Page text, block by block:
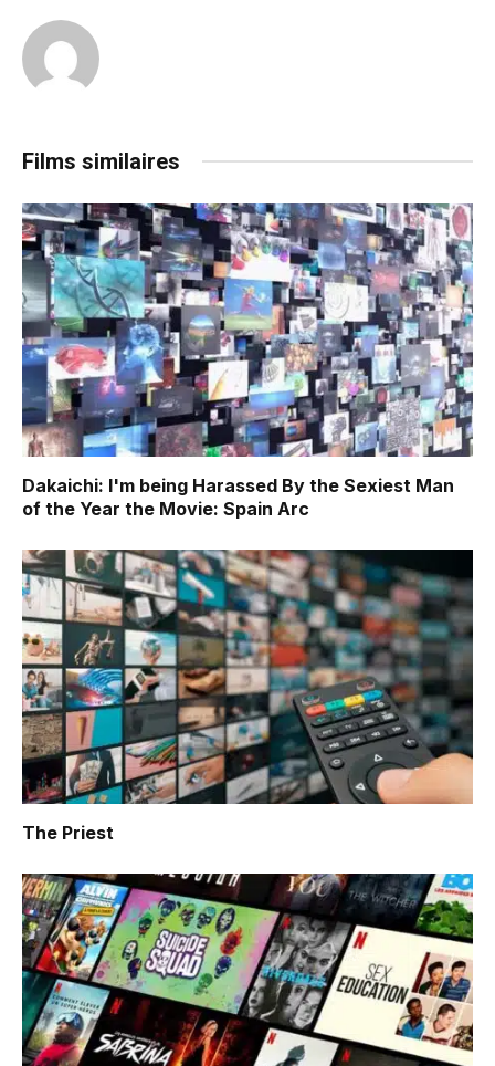
Films similaires
Dakaichi: I'm being Harassed By the Sexiest Man
of the Year the Movie: Spain Arc
The Priest